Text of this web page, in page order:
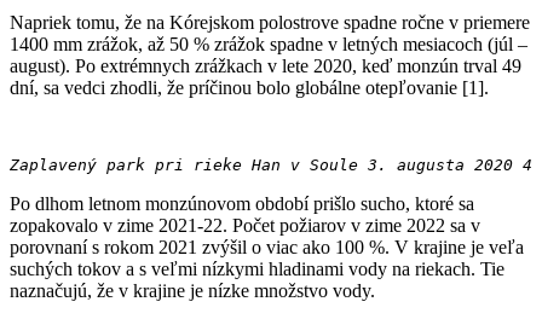
Napriek tomu, že na Kórejskom polostrove spadne ročne v priemere
1400 mm zrážok, až 50 % zrážok spadne v letných mesiacoch (júl –
august). Po extrémnych zrážkach v lete 2020, keď monzún trval 49
dní, sa vedci zhodli, že príčinou bolo globálne otepľovanie [1].
Zaplavený park pri rieke Han v Soule 3. augusta 2020
Po dlhom letnom monzúnovom období prišlo sucho, ktoré sa
zopakovalo v zime 2021-22. Počet požiarov v zime 2022 sa v
porovnaní s rokom 2021 zvýšil o viac ako 100 %. V krajine je veľa
suchých tokov a s veľmi nízkymi hladinami vody na riekach. Tie
naznačujú, že v krajine je nízke množstvo vody.